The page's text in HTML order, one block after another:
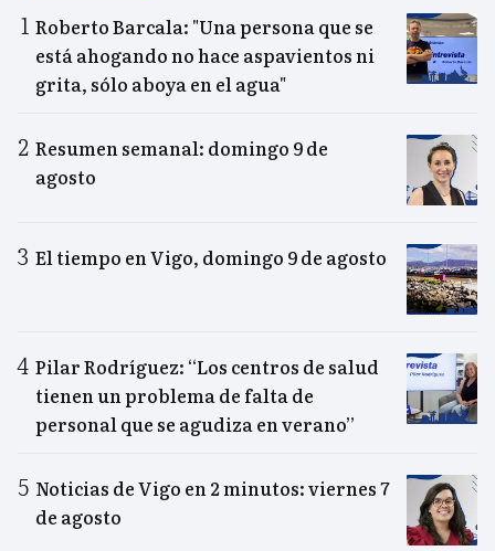
Roberto Barcala: "Una persona que se
está ahogando no hace aspavientos ni
grita, sólo aboya en el agua"
Resumen semanal: domingo 9 de
agosto
El tiempo en Vigo, domingo 9 de agosto
Pilar Rodríguez: “Los centros de salud
tienen un problema de falta de
personal que se agudiza en verano”
Noticias de Vigo en 2 minutos: viernes 7
de agosto